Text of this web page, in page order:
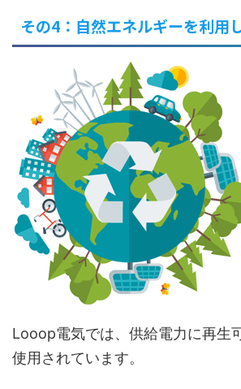
その4：自然エネルギーを利用
Looop電気では、 供給電力に再生
使用されています。